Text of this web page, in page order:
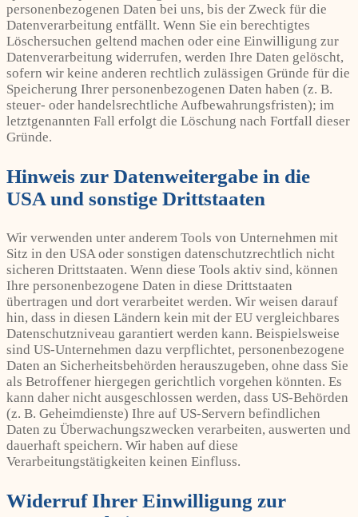
personenbezogenen Daten bei uns, bis der Zweck für die
Datenverarbeitung entfällt. Wenn Sie ein berechtigtes
Löschersuchen geltend machen oder eine Einwilligung zur
Datenverarbeitung widerrufen, werden Ihre Daten gelöscht,
sofern wir keine anderen rechtlich zulässigen Gründe für die
Speicherung Ihrer personenbezogenen Daten haben (z. B.
steuer- oder handelsrechtliche Aufbewahrungsfristen); im
letztgenannten Fall erfolgt die Löschung nach Fortfall dieser
Gründe.
Hinweis zur Datenweitergabe in die
USA und sonstige Drittstaaten
Wir verwenden unter anderem Tools von Unternehmen mit
Sitz in den USA oder sonstigen datenschutzrechtlich nicht
sicheren Drittstaaten. Wenn diese Tools aktiv sind, können
Ihre personenbezogene Daten in diese Drittstaaten
übertragen und dort verarbeitet werden. Wir weisen darauf
hin, dass in diesen Ländern kein mit der EU vergleichbares
Datenschutzniveau garantiert werden kann. Beispielsweise
sind US-Unternehmen dazu verpflichtet, personenbezogene
Daten an Sicherheitsbehörden herauszugeben, ohne dass Sie
als Betroffener hiergegen gerichtlich vorgehen könnten. Es
kann daher nicht ausgeschlossen werden, dass US-Behörden
(z. B. Geheimdienste) Ihre auf US-Servern befindlichen
Daten zu Überwachungszwecken verarbeiten, auswerten und
dauerhaft speichern. Wir haben auf diese
Verarbeitungstätigkeiten keinen Einfluss.
Widerruf Ihrer Einwilligung zur